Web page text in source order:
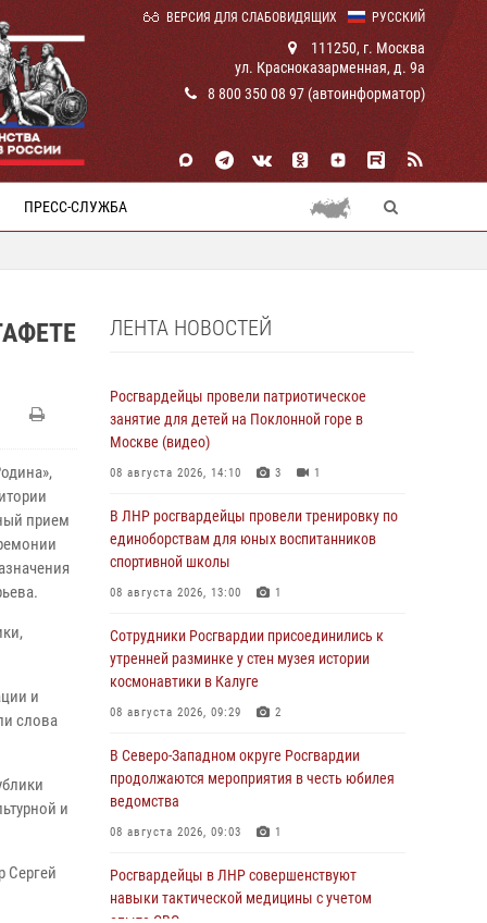
РУССКИЙ
ВЕРСИЯ ДЛЯ СЛАБОВИДЯЩИХ
111250, г. Москва
ул. Красноказарменная, д. 9а
8 800 350 08 97 (автоинформатор)
ПРЕСС-СЛУЖБА
прием
и
слова
и
Сергей
ЛЕНТА НОВОСТЕЙ
Росгвардейцы провели патриотическое
занятие для детей на Поклонной горе в
Москве (видео)
08 августа 2026, 14:10 3 1
В ЛНР росгвардейцы провели тренировку по
единоборствам для юных воспитанников
спортивной школы
08 августа 2026, 13:00 1
Сотрудники Росгвардии присоединились к
утренней разминке у стен музея истории
космонавтики в Калуге
08 августа 2026, 09:29 2
В Северо-Западном округе Росгвардии
продолжаются мероприятия в честь юбилея
ведомства
08 августа 2026, 09:03 1
Росгвардейцы в ЛНР совершенствуют
навыки тактической медицины с учетом